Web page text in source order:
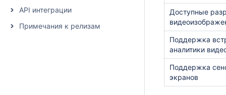
API интеграции
Примечания к релизам
Доступные
Поддержка
аналитики
Поддержка
экранов